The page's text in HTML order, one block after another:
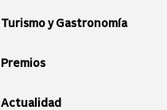
Turismo y Gastronomía
Premios
Actualidad